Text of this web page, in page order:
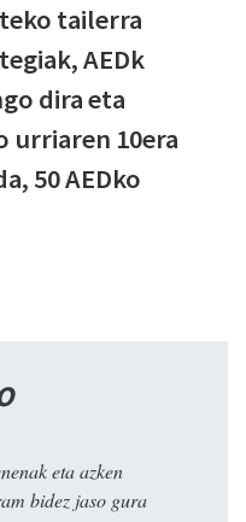
tailerra
AEDk
dira eta
urriaren 10era
50 AEDko
eta azken
bidez jaso gura